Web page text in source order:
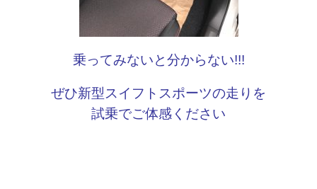
乗ってみないと分からない!!!
ぜひ新型スイフトスポーツの走りを
試乗でご体感ください